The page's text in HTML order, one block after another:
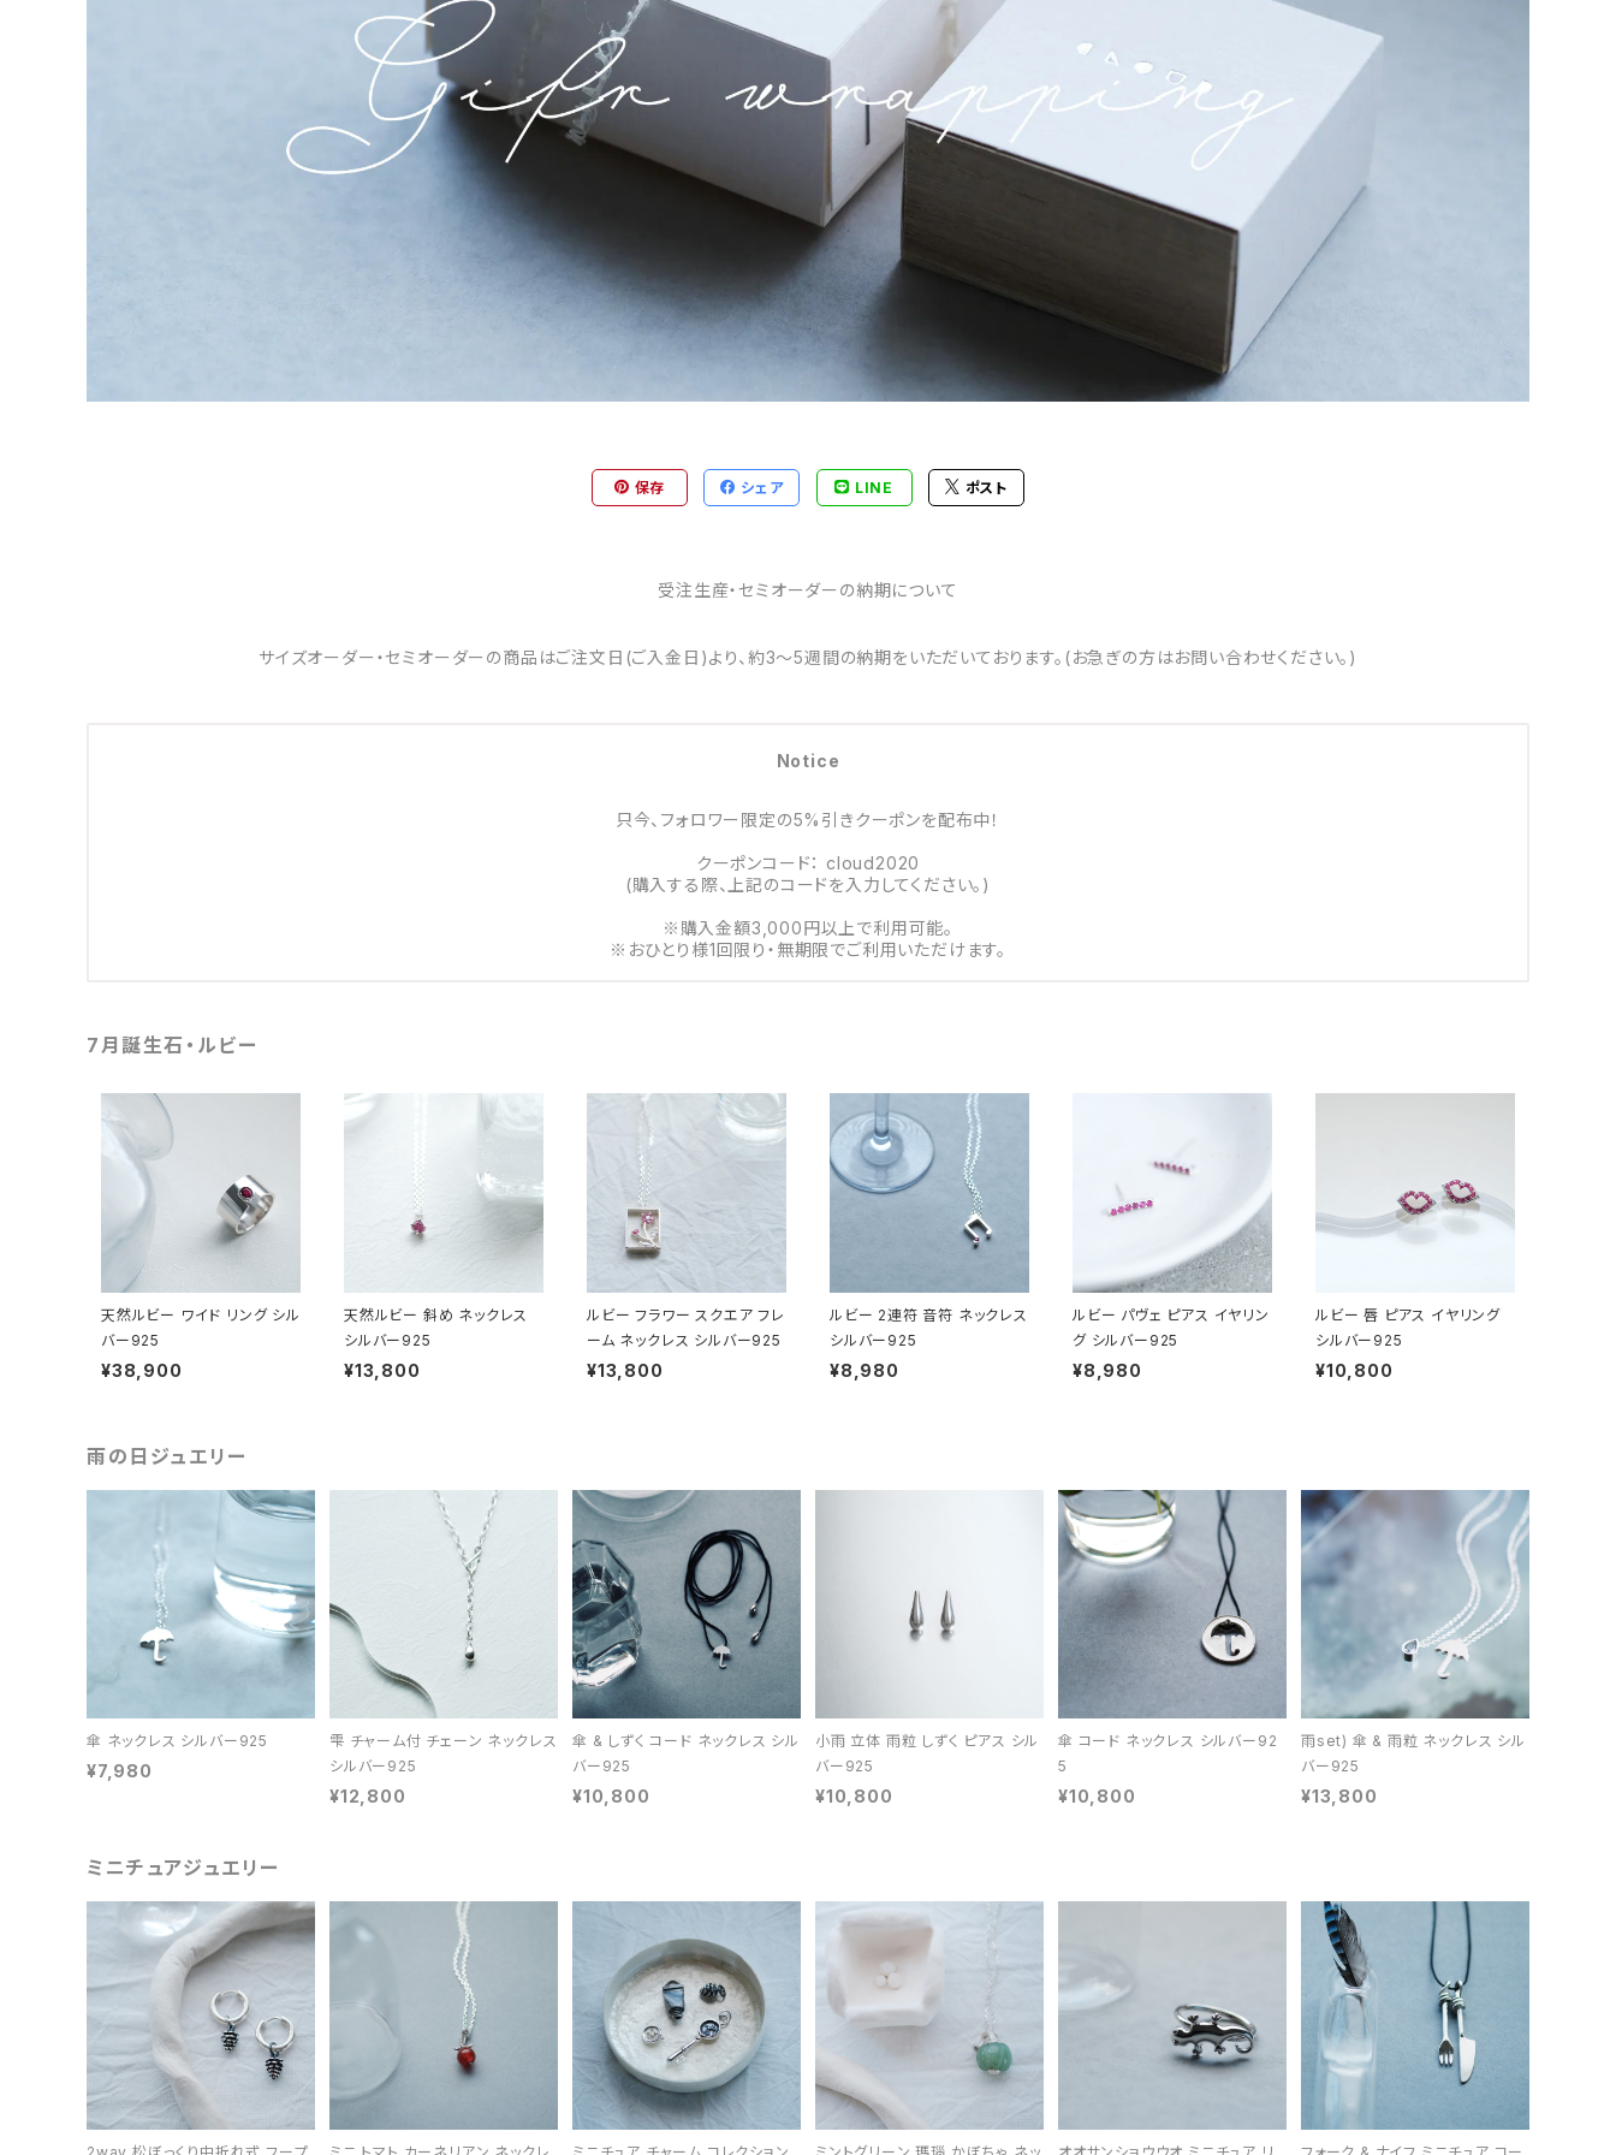
保存 シェア LINE ポスト
受注生産・セミオーダーの納期について
サイズオーダー・セミオーダーの商品はご注文日(ご入金日)より、約3～5週間の納期をいただいております。(お急ぎの方はお問い合わせください。)
Notice
只今、フォロワー限定の5%引きクーポンを配布中！
クーポンコード： cloud2020
(購入する際、上記のコードを入力してください。)
※購入金額3,000円以上で利用可能。
※おひとり様1回限り・無期限でご利用いただけます。
7月誕生石・ルビー
天然ルビー ワイド リング シル
バー925
¥38,900
天然ルビー 斜め ネックレス
シルバー925
¥13,800
ルビー フラワー スクエア フレ
ーム ネックレス シルバー925
¥13,800
ルビー 2連符 音符 ネックレス
シルバー925
¥8,980
ルビー パヴェ ピアス イヤリン
グ シルバー925
¥8,980
ルビー 唇 ピアス イヤリング
シルバー925
¥10,800
雨の日ジュエリー
傘 ネックレス シルバー925
¥7,980
雫 チャーム付 チェーン ネックレス
シルバー925
¥12,800
傘 & しずく コード ネックレス シル
バー925
¥10,800
小雨 立体 雨粒 しずく ピアス シル
バー925
¥10,800
傘 コード ネックレス シルバー92
5
¥10,800
雨set) 傘 & 雨粒 ネックレス シル
バー925
¥13,800
ミニチュアジュエリー